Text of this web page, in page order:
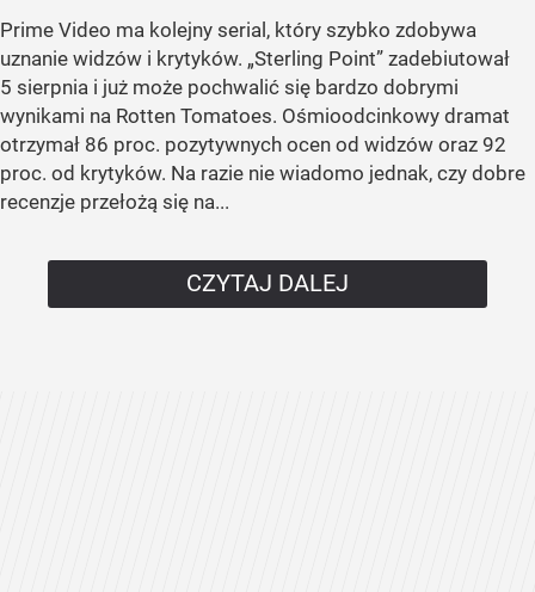
Prime Video ma kolejny serial, który szybko zdobywa
uznanie widzów i krytyków. „Sterling Point” zadebiutował
5 sierpnia i już może pochwalić się bardzo dobrymi
wynikami na Rotten Tomatoes. Ośmioodcinkowy dramat
otrzymał 86 proc. pozytywnych ocen od widzów oraz 92
proc. od krytyków. Na razie nie wiadomo jednak, czy dobre
recenzje przełożą się na...
CZYTAJ DALEJ